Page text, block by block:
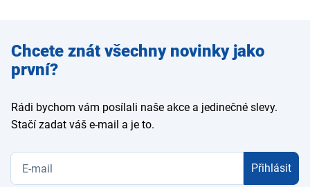
Zadejte
e-mail
Chcete znát všechny novinky jako
první?
Rádi bychom vám posílali naše akce a jedinečné slevy.
Stačí zadat váš e-mail a je to.
Přihlásit